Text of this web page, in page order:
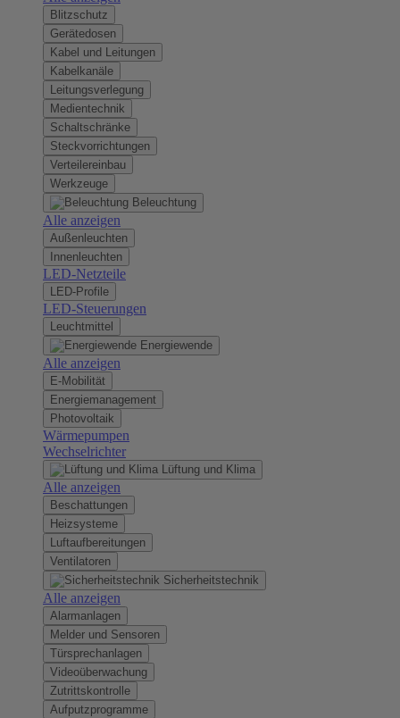
Blitzschutz
Gerätedosen
Kabel und Leitungen
Kabelkanäle
Leitungsverlegung
Medientechnik
Schaltschränke
Steckvorrichtungen
Verteilereinbau
Werkzeuge
Beleuchtung
Alle anzeigen
Außenleuchten
Innenleuchten
LED-Netzteile
LED-Profile
LED-Steuerungen
Leuchtmittel
Energiewende
Alle anzeigen
E-Mobilität
Energiemanagement
Photovoltaik
Wärmepumpen
Wechselrichter
Lüftung und Klima
Alle anzeigen
Beschattungen
Heizsysteme
Luftaufbereitungen
Ventilatoren
Sicherheitstechnik
Alle anzeigen
Alarmanlagen
Melder und Sensoren
Türsprechanlagen
Videoüberwachung
Zutrittskontrolle
Aufputzprogramme